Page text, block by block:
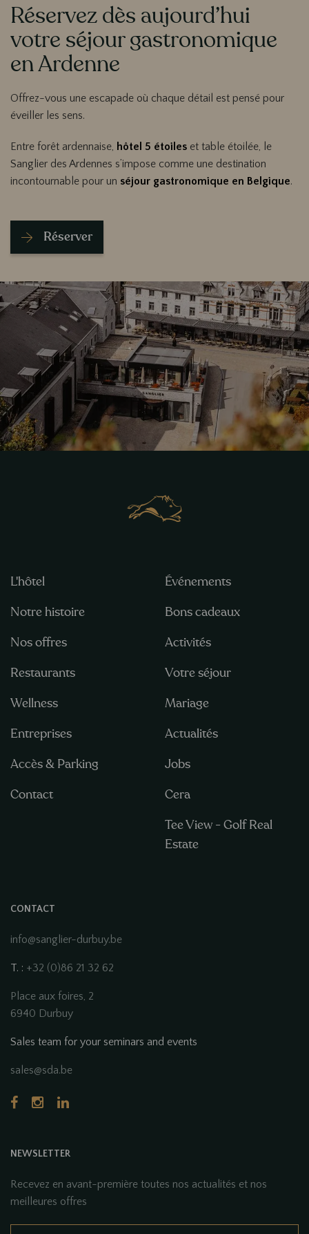
Contenu
Réservez dès aujourd’hui
votre séjour gastronomique
en Ardenne
Offrez-vous une escapade où chaque détail est pensé pour
éveiller les sens.
Entre forêt ardennaise, hôtel 5 étoiles et table étoilée, le
Sanglier des Ardennes s’impose comme une destination
incontournable pour un séjour gastronomique en Belgique.
Réserver
L'hôtel
Notre histoire
Nos offres
Restaurants
Wellness
Entreprises
Accès & Parking
Contact
Événements
Bons cadeaux
Activités
Votre séjour
Mariage
Actualités
Jobs
Cera
Tee View - Golf Real
Estate
CONTACT
info@sanglier-durbuy.be
T. : +32 (0)86 21 32 62
Place aux foires, 2
6940 Durbuy
Sales team for your seminars and events
sales@sda.be
NEWSLETTER
Recevez en avant-première toutes nos actualités et nos
meilleures offres